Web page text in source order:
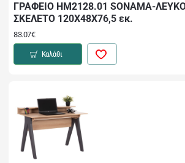
ΓΡΑΦΕΙΟ HM2128.01 SONAMA-
ΣΚΕΛΕΤΟ 120Χ48Χ76,5 εκ.
83.07€
Καλάθι